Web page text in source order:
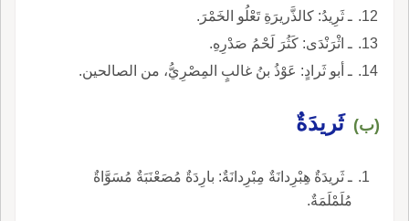
ـ ثَرِيدُ: كالذَّريرَةِ تَعْلُو الخَمْرَ.
ـ اثْرَنْدَى: كَثُرَ لَحْمُ صَدْرِهِ.
ـ أبو ثَرادٍ: عَوْذُ بنُ غالبٍ المِصْرِيُّ، من الصالحين.
(ب) ثَريدَةٌ
ـ ثَريدَةٌ هِبْرِدانَةٌ مِبْرِدانَةٌ: بارِدَةٌ مُصَعْنَبَةٌ مُسَوَّاةٌ
مُلَمْلَمَةٌ.